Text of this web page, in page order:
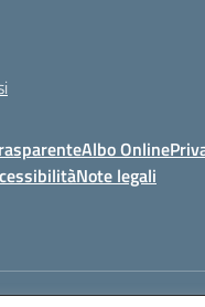
Albo Online
Note legali